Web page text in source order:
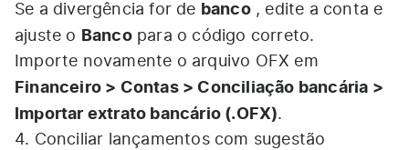
Se a divergência for de banco, edite a conta e
ajuste o Bancopara o código correto.
Importe novamente o arquivo OFX em
Financeiro > Contas > Conciliação bancária >
Importar extrato bancário (.OFX).
4. Conciliar lançamentos com sugestão